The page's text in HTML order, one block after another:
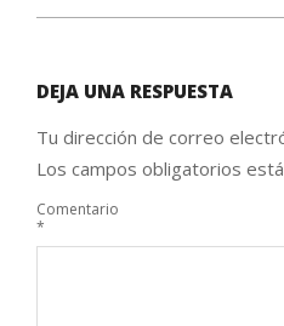
DEJA UNA RESPUESTA
Tu dirección de correo
Los campos obligatorios
Comentario
*